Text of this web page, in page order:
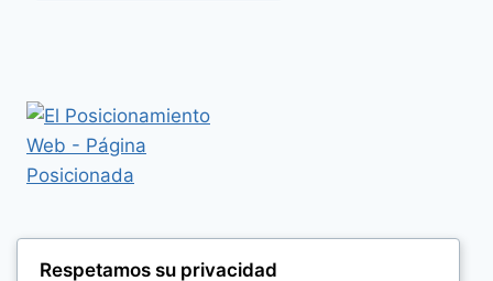
Respetamos su privacidad